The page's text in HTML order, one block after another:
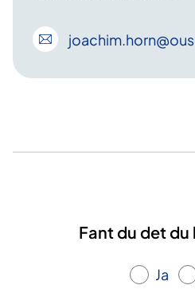
joachim.horn
Fant du det
Ja